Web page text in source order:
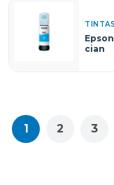
cian
1 2 3